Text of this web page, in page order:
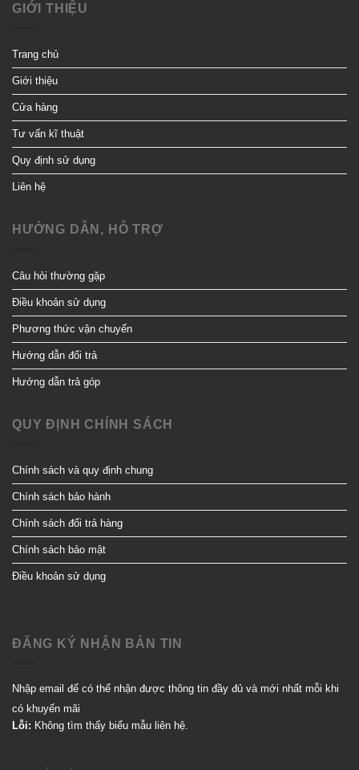
GIỚI THIỆU
Trang chủ
Giới thiệu
Cửa hàng
Tư vấn kĩ thuật
Quy định sử dụng
Liên hệ
HƯỚNG DẪN, HỖ TRỢ
Câu hỏi thường gặp
Điều khoản sử dụng
Phương thức vận chuyển
Hướng dẫn đổi trả
Hướng dẫn trả góp
QUY ĐỊNH CHÍNH SÁCH
Chính sách và quy định chung
Chính sách bảo hành
Chính sách đổi trả hàng
Chính sách bảo mật
Điều khoản sử dụng
ĐĂNG KÝ NHẬN BẢN TIN
Nhập email để có thể nhận được thông tin đầy đủ và mới nhất mỗi khi
có khuyến mãi
Lỗi: Không tìm thấy biểu mẫu liên hệ.